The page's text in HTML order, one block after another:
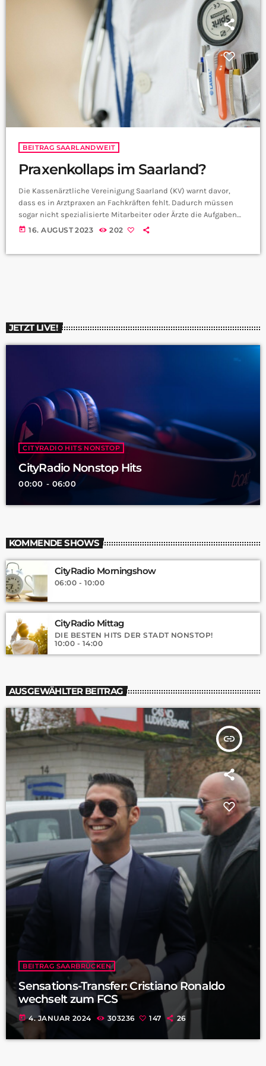
BEITRAG SAARLANDWEIT
Praxenkollaps im Saarland?
Die Kassenärztliche Vereinigung Saarland (KV) warnt davor,
dass es in Arztpraxen an Fachkräften fehlt. Dadurch müssen
sogar nicht spezialisierte Mitarbeiter oder Ärzte die Aufgaben
von Medizinischen Fachangestellten übernehmen. Besonders
today 16. AUGUST 2023 202
JETZT LIVE!
CITYRADIO HITS NONSTOP
CityRadio Nonstop Hits
00:00 - 06:00
KOMMENDE SHOWS
CityRadio Morningshow
06:00 - 10:00
CityRadio Mittag
DIE BESTEN HITS DER STADT NONSTOP!
10:00 - 14:00
AUSGEWÄHLTER BEITRAG
insert_link
BEITRAG SAARBRÜCKEN
Sensations-Transfer: Cristiano Ronaldo
wechselt zum FCS
today 4. JANUAR 2024 303236 147 26